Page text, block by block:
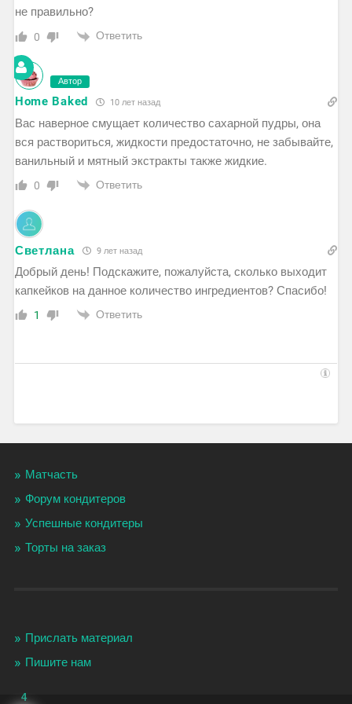
не правильно?
0 Ответить
Автор
Home Baked 10 лет назад
Вас наверное смущает количество сахарной пудры, она
вся раствориться, жидкости предостаточно, не забывайте,
ванильный и мятный экстракты также жидкие.
0 Ответить
Светлана 9 лет назад
Добрый день! Подскажите, пожалуйста, сколько выходит
капкейков на данное количество ингредиентов? Спасибо!
1 Ответить
Матчасть
Форум кондитеров
Успешные кондитеры
Торты на заказ
Прислать материал
Пишите нам
4